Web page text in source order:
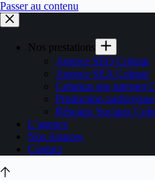
Passer au contenu
Nos prestations
Agence SEO Colmar
Agence SEA Colmar
Création site internet
Production
Réseaux Sociaux
L’agence
Nos Astuces
Contact